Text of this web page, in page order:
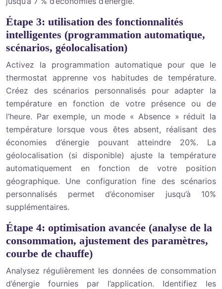
Étape 3: utilisation des fonctionnalités
intelligentes (programmation automatique,
scénarios, géolocalisation)
Activez la programmation automatique pour que le
thermostat apprenne vos habitudes de température.
Créez des scénarios personnalisés pour adapter la
température en fonction de votre présence ou de
l’heure. Par exemple, un mode « Absence » réduit la
température lorsque vous êtes absent, réalisant des
économies d’énergie pouvant atteindre 20%. La
géolocalisation (si disponible) ajuste la température
automatiquement en fonction de votre position
géographique. Une configuration fine des scénarios
personnalisés permet d’économiser jusqu’à 10%
supplémentaires.
Étape 4: optimisation avancée (analyse de la
consommation, ajustement des paramètres,
courbe de chauffe)
Analysez régulièrement les données de consommation
d’énergie fournies par l’application. Identifiez les